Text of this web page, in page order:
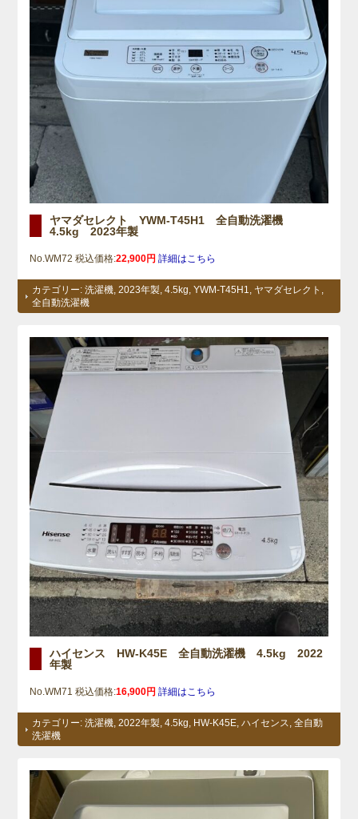
ヤマダセレクト YWM-T45H1 全自動洗濯機
4.5kg 2023年製
No.WM72 税込価格:22,900円 詳細はこちら
カテゴリー:洗濯機,2023年製,4.5kg, YWM-T45H1, ヤマダセレクト ,
全自動洗濯機
ハイセンス HW-K45E 全自動洗濯機 4.5kg 2022
年製
No.WM71 税込価格:16,900円 詳細はこちら
カテゴリー:洗濯機 ,2022年製 ,4.5kg HW-K45E ,ハイセンス ,全自動
洗濯機